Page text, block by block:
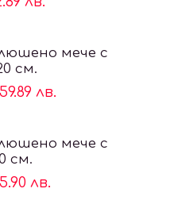
мече с
см.
лв.
мече с
см.
лв.